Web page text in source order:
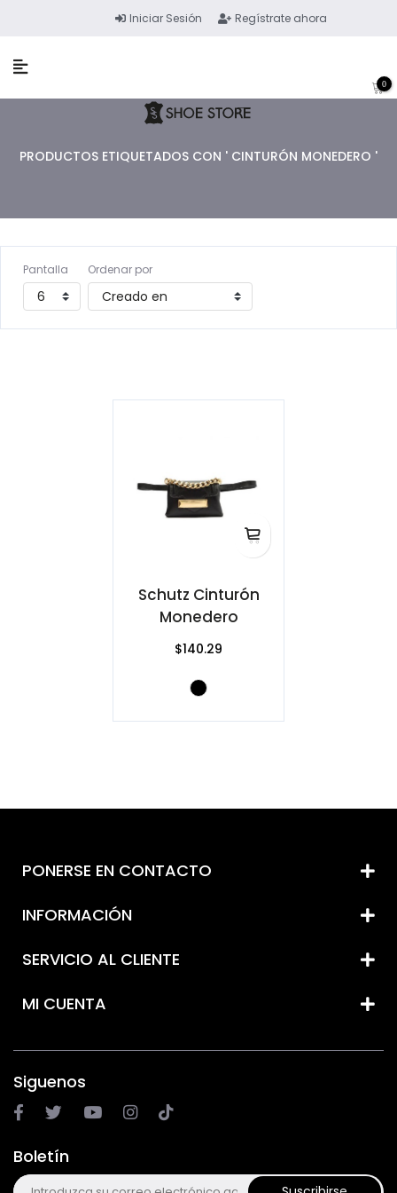
Iniciar Sesión Regístrate ahora
0
PRODUCTOS ETIQUETADOS CON ' CINTURÓN MONEDERO '
Pantalla Ordenar por
Schutz Cinturón
Monedero
$140.29
PONERSE EN CONTACTO
INFORMACIÓN
SERVICIO AL CLIENTE
MI CUENTA
Siguenos
Boletín